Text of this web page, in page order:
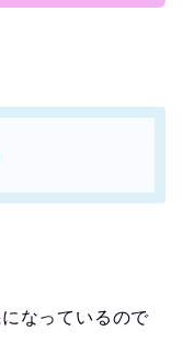
なっているので